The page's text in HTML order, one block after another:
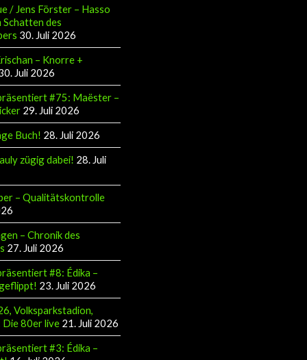
/ Jens Förster – Hasso
Schatten des
30. Juli 2026
– Knorre +
Juli 2026
#75: Maëster –
29. Juli 2026
Buch! 28. Juli 2026
zügig dabei! 28. Juli
– Qualitätskontrolle
– Chronik des
27. Juli 2026
#8: Édika –
23. Juli 2026
Volksparkstadion,
Die 80er live 21. Juli 2026
#3: Édika –